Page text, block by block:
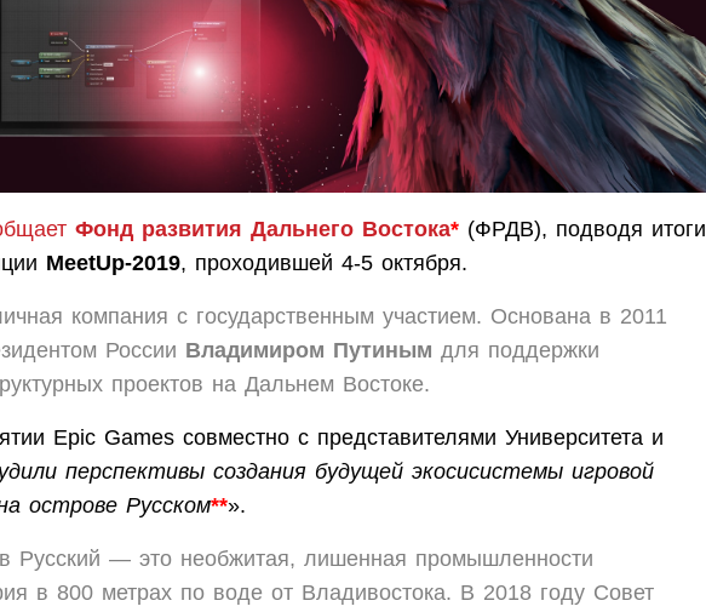
Фонд развития Дальнего Востока* (ФРДВ), подводя итоги
MeetUp-2019, проходившей 4-5 октября.
компания с государственным участием. Основана в 2011
России Владимиром Путиным для поддержки
проектов на Дальнем Востоке.
Epic Games совместно с представителями Университета и
перспективы создания будущей экосисистемы игровой
острове Русском**».
Русский — это необжитая, лишенная промышленности
в 800 метрах по воде от Владивостока. В 2018 году Совет